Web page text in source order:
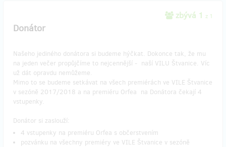
zbývá 1 z 1
Donátor
Našeho jediného donátora si budeme hýčkat. Dokonce tak, že mu
na jeden večer propůjčíme to nejcennější - naší VILU Štvanice. Víc
už dát opravdu nemůžeme.
Mimo to se budeme setkávat na všech premiérách ve VILE Štvanice
v sezóně 2017/2018 a na premiéru Orfea na Donátora čekají 4
vstupenky.
Donátor si zaslouží:
4 vstupenky na premiéru Orfea s občerstvením
pozvánku na všechny premiéry ve VILE Štvanice v sezóně